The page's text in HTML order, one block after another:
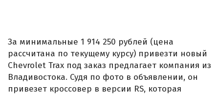
За минимальные 1 914 250 рублей (цена
рассчитана по текущему курсу) привезти новый
Chevrolet Trax под заказ предлагает компания из
Владивостока. Судя по фото в объявлении, он
привезет кроссовер в версии RS, которая